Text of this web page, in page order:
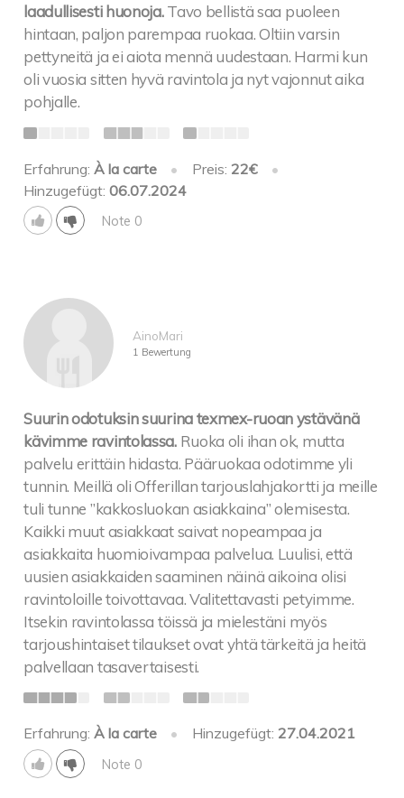
laadullisesti huonoja. Tavo bellistä saa puoleen
hintaan, paljon parempaa ruokaa. Oltiin varsin
pettyneitä ja ei aiota mennä uudestaan. Harmi kun
oli vuosia sitten hyvä ravintola ja nyt vajonnut aika
pohjalle.
Erfahrung:À la carte • Preis: 22€
•
Hinzugefügt:06.07.2024
Note 0
AinoMari
1 Bewertung
Suurin odotuksin suurina texmex-ruoan ystävänä
kävimme ravintolassa. Ruoka oli ihan ok, mutta
palvelu erittäin hidasta. Pääruokaa odotimme yli
tunnin. Meillä oli Offerillan tarjouslahjakortti ja meille
tuli tunne ”kakkosluokan asiakkaina” olemisesta.
Kaikki muut asiakkaat saivat nopeampaa ja
asiakkaita huomioivampaa palvelua. Luulisi, että
uusien asiakkaiden saaminen näinä aikoina olisi
ravintoloille toivottavaa. Valitettavasti petyimme.
Itsekin ravintolassa töissä ja mielestäni myös
tarjoushintaiset tilaukset ovat yhtä tärkeitä ja heitä
palvellaan tasavertaisesti.
Erfahrung:À la carte • Hinzugefügt: 27.04.2021
Note 0